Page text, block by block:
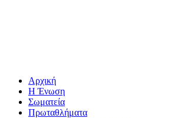
Αρχική
Η Ένωση
Σωματεία
Πρωταθλήματα